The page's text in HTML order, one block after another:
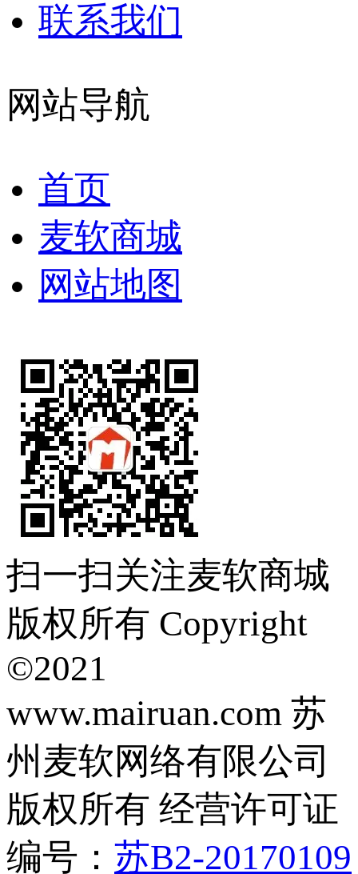
联系我们
网站导航
首页
麦软商城
网站地图
扫一扫关注麦软商城
版权所有 Copyright
©2021
www.mairuan.com 苏
州麦软网络有限公司
版权所有 经营许可证
编号： 苏B2-20170109